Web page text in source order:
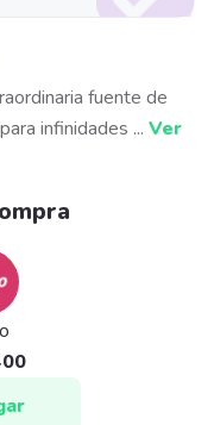
fuente de
infinidades ... Ver